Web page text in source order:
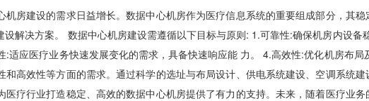
房建设的需求日益增长。数据中心机房作为医疗信息系统的重要组成部分，其
解决方案。 数据中心机房建设需遵循以下目标与原则: 1.可靠性:确保机房内设
适应医疗业务快速发展变化的需求，具备快速响应能 力。 4.高效性:优化机房布
高效性等方面的需求。通过科学的选址与布局设计、供电系统建设、空调系统
疗行业打造稳定、高效的数据中心机房提供了有力的支持。未来，随着医疗业